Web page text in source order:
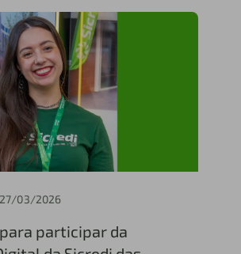
27/03/2026
participar da